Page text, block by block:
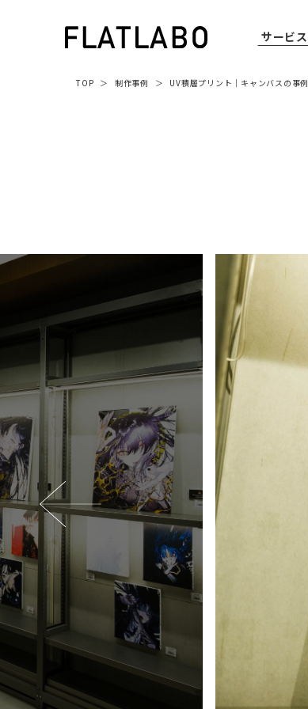
サービス
TOP 制作事例 UV積層プリント ｜ キャンバス の事例
Previous